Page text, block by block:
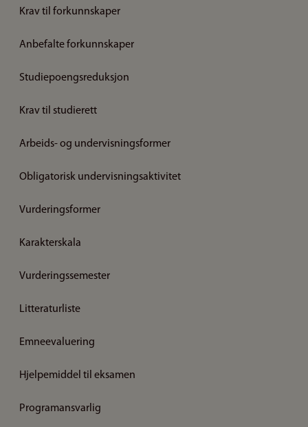
Krav til forkunnskaper
Anbefalte forkunnskaper
Studiepoengsreduksjon
Krav til studierett
Arbeids- og undervisningsformer
Obligatorisk undervisningsaktivitet
Vurderingsformer
Karakterskala
Vurderingssemester
Litteraturliste
Emneevaluering
Hjelpemiddel til eksamen
Programansvarlig